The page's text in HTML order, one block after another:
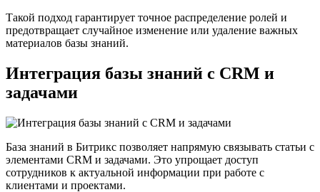
Такой подход гарантирует точное распределение ролей и
предотвращает случайное изменение или удаление важных
материалов базы знаний.
Интеграция базы знаний с CRM и
задачами
База знаний в Битрикс позволяет напрямую связывать статьи с
элементами CRM и задачами. Это упрощает доступ
сотрудников к актуальной информации при работе с
клиентами и проектами.